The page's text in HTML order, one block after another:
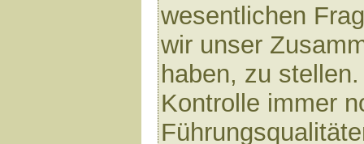
wesentlichen
wir unser
haben, zu
Kontrolle immer